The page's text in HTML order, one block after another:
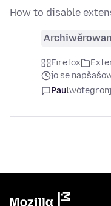
How to disable
Firefox
jo se
Paul